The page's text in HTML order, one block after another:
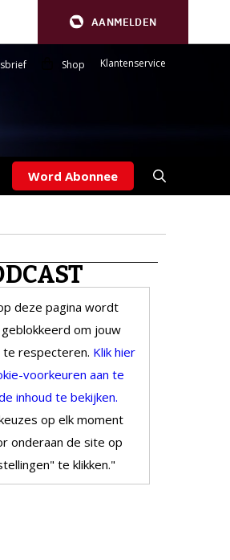
AANMELDEN
Shop Klantenservice
Word Abonnee
deze pagina wordt
om jouw
te respecteren. Klik hier
voorkeuren aan te
inhoud te bekijken.
op elk moment
onderaan de site op
te klikken."